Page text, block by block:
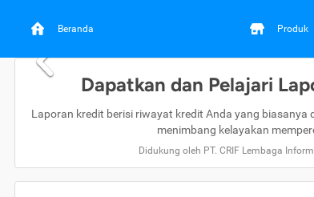
Beranda Produk
Dapatkan dan Pelajari
Laporan kredit berisi riwayat kredit Anda yang
menimbang kelayakan
Didukung oleh PT. CRIF Lembaga